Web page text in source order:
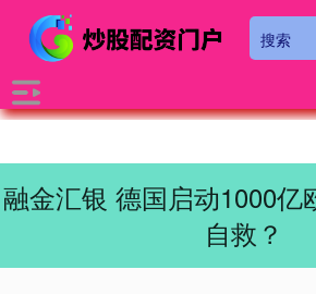
融金汇银 德国启动1000亿
自救？